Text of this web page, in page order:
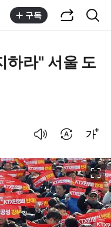
구독
하라" 서울 도